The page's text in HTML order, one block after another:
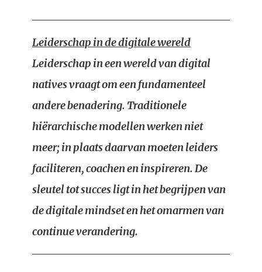
Leiderschap in de digitale wereld
Leiderschap in een wereld van digital
natives vraagt om een fundamenteel
andere benadering. Traditionele
hiërarchische modellen werken niet
meer; in plaats daarvan moeten leiders
faciliteren, coachen en inspireren. De
sleutel tot succes ligt in het begrijpen van
de digitale mindset en het omarmen van
continue verandering.